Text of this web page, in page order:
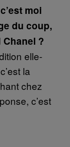
moi
du coup,
?
elle-
la
chez
c’est